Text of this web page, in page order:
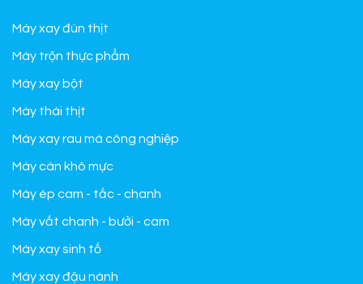
Máy xay đùn thịt
Máy trộn thực phẩm
Máy xay bột
Máy thái thịt
Máy xay rau má công nghiệp
Máy cán khô mực
Máy ép cam - tắc - chanh
Máy vắt chanh - bưởi - cam
Máy xay sinh tố
Máy xay đậu nành